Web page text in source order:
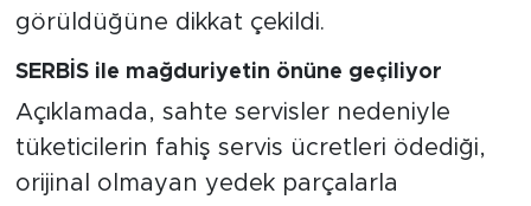
görüldüğüne dikkat çekildi.
SERBİS ile mağduriyetin önüne geçiliyor
Açıklamada, sahte servisler nedeniyle
tüketicilerin fahiş servis ücretleri ödediği,
orijinal olmayan yedek parçalarla